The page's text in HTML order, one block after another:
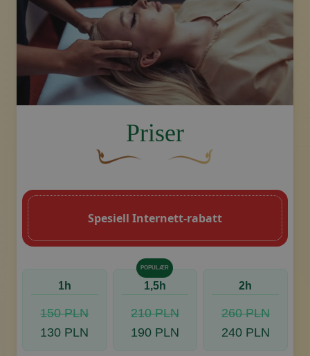
Priser
Spesiell Internett-rabatt
1h
150 PLN
130 PLN
POPULÆR
1,5h
210 PLN
190 PLN
2h
260 PLN
240 PLN